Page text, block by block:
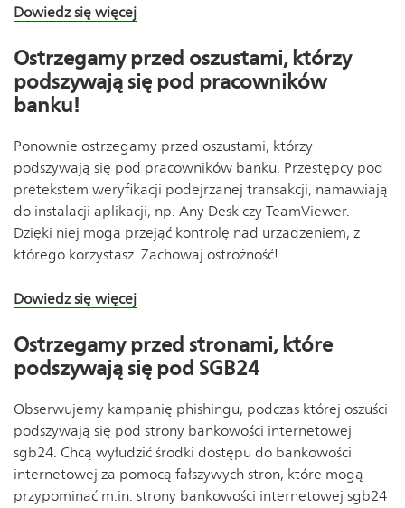
Dowiedz się więcej
Ostrzegamy przed oszustami, którzy
podszywają się pod pracowników
banku!
Ponownie ostrzegamy przed oszustami, którzy
podszywają się pod pracowników banku. Przestępcy pod
pretekstem weryfikacji podejrzanej transakcji, namawiają
do instalacji aplikacji, np. Any Desk czy TeamViewer.
Dzięki niej mogą przejąć kontrolę nad urządzeniem, z
którego korzystasz. Zachowaj ostrożność!
Dowiedz się więcej
Ostrzegamy przed stronami, które
podszywają się pod SGB24
Obserwujemy kampanię phishingu, podczas której oszuści
podszywają się pod strony bankowości internetowej
sgb24. Chcą wyłudzić środki dostępu do bankowości
internetowej za pomocą fałszywych stron, które mogą
przypominać m.in. strony bankowości internetowej sgb24